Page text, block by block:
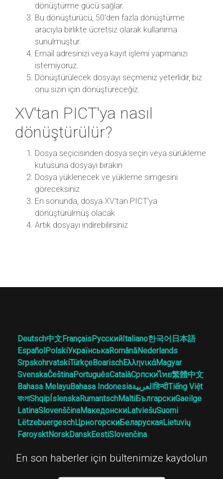
dönüştürme gücü sağlar.
Bu dönüştürücü, 50'den fazla dönüştürme
aracıyla birlikte ücretsiz olarak kullanıma
sunulmuştur.
Email adresinizi veya kayıt işlemi yapmanızı
istemiyoruz.
Dönüştürülecek dosyayı seçmeniz yeterlidir, biz
onu sizin için dönüştüreceğiz.
XV'tan PICT'ya nasıl
dönüştürülür?
Dosya seçicisinden dosya seçin veya sürükleme
kutusuna dosyayı bırakın
Dosya yüklenecek ve yükleme simgesini
göreceksiniz
En sonunda, dosya XV'tan PICT'ya
dönüştürülmüş olacak
Artık dosyayı indirebilirsiniz
Deutsch中文FrançaisРусскийItaliano한국어 日本語
EspañolPolskiУкраїнськаRomânăNederlands
SrpskohrvatskiTürkçeBoarischΕλληνικάMagyar
SvenskaČeštinaPortuguêsCatalàСрпскиไทย繁體中文
Bahasa MelayuBahasa Indonesiaالعربيةहिन्दीTiếng Việt
বাংলাShqipÍslenskaRumantschMaltiБългарскиGaeilge
LatinaSlovenščinaМакедонскиLatviešuSuomi
LëtzebuergeschЦрногорскиБеларускаяLietuvių
FøroysktNorskDanskEestiSlovenčina
En son haberler için bültenimize kaydolun